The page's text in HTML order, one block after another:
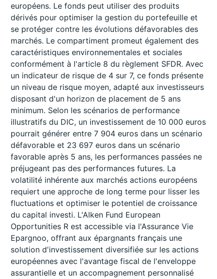
européens. Le fonds peut utiliser des produits
dérivés pour optimiser la gestion du portefeuille et
se protéger contre les évolutions défavorables des
marchés. Le compartiment promeut également des
caractéristiques environnementales et sociales
conformément à l'article 8 du règlement SFDR. Avec
un indicateur de risque de 4 sur 7, ce fonds présente
un niveau de risque moyen, adapté aux investisseurs
disposant d'un horizon de placement de 5 ans
minimum. Selon les scénarios de performance
illustratifs du DIC, un investissement de 10 000 euros
pourrait générer entre 7 904 euros dans un scénario
défavorable et 23 697 euros dans un scénario
favorable après 5 ans, les performances passées ne
préjugeant pas des performances futures. La
volatilité inhérente aux marchés actions européens
requiert une approche de long terme pour lisser les
fluctuations et optimiser le potentiel de croissance
du capital investi. L'Alken Fund European
Opportunities R est accessible via l'Assurance Vie
Epargnoo, offrant aux épargnants français une
solution d'investissement diversifiée sur les actions
européennes avec l'avantage fiscal de l'enveloppe
assurantielle et un accompagnement personnalisé